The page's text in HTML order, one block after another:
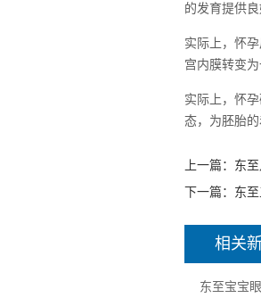
的发育提供
实际上，怀
宫内膜转变
实际上，怀
态，为胚胎
上一篇： 东
下一篇： 东
相关
东至宝宝